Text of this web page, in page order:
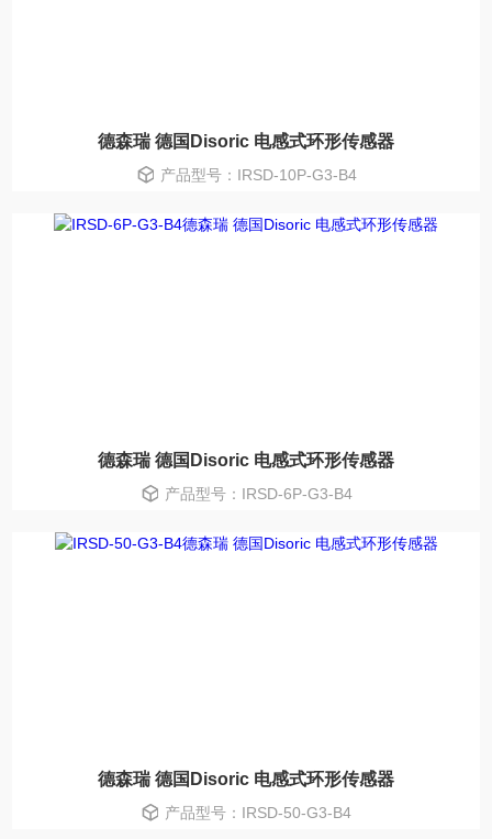
德森瑞 德国Disoric 电感式环形传感器
产品型号：IRSD-10P-G3-B4
德森瑞 德国Disoric 电感式环形传感器
产品型号：IRSD-6P-G3-B4
德森瑞 德国Disoric 电感式环形传感器
产品型号：IRSD-50-G3-B4